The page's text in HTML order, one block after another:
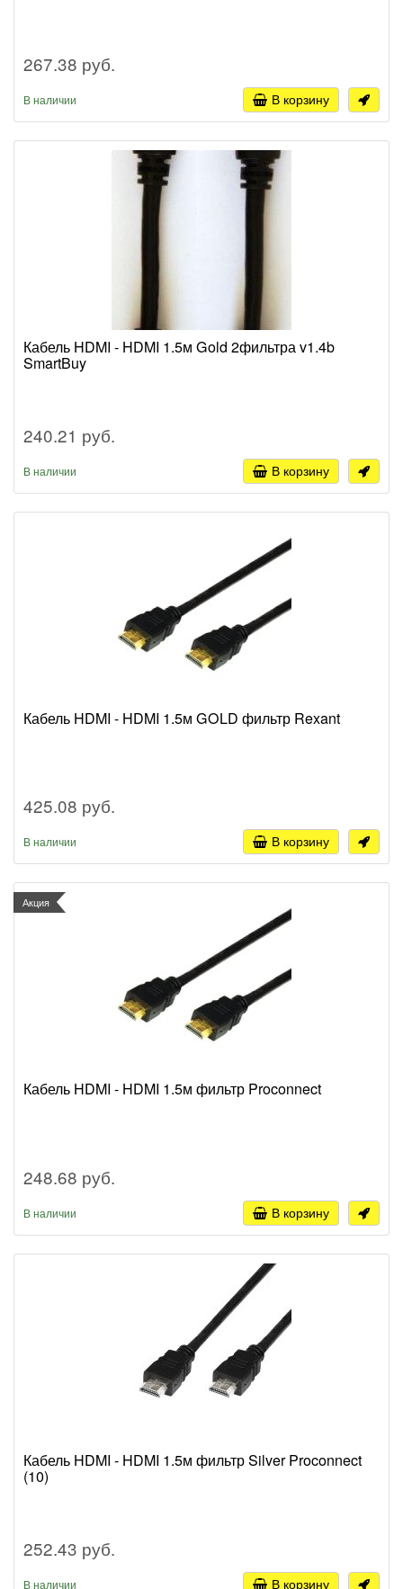
267.38 руб.
В наличии В корзину
Кабель HDMI - HDMI 1.5м Gold 2фильтра v1.4b
SmartBuy
240.21 руб.
В наличии В корзину
Кабель HDMI - HDMI 1.5м GOLD фильтр Rexant
425.08 руб.
В наличии В корзину
Акция
Кабель HDMI - HDMI 1.5м фильтр Proconnect
248.68 руб.
В наличии В корзину
Кабель HDMI - HDMI 1.5м фильтр Silver Proconnect
(10)
252.43 руб.
В наличии В корзину